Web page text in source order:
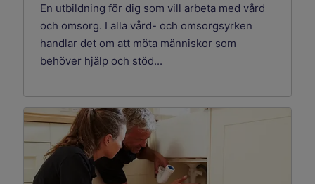
En utbildning för dig som vill arbeta med vård
och omsorg. I alla vård- och omsorgsyrken
handlar det om att möta människor som
behöver hjälp och stöd...